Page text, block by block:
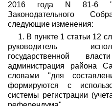
2016 года N 81-6 "О
Законодательного
следующие изменения:
1. В пункте 1 статьи 12
руководитель
государственной
администрация района
словами "для
формируются с
системы регистрации